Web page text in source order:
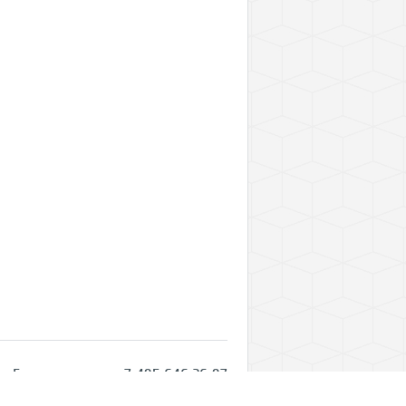
Горячая линия: +7 495 646 26 97